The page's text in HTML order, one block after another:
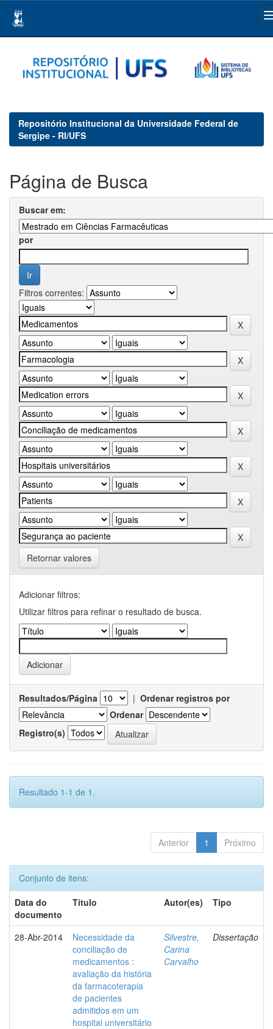
navigation
Repositório Institucional da Universidade Federal de
Sergipe - RI/UFS
Página de Busca
Buscar em:
por
Filtros correntes:
Retornar valores
Adicionar filtros:
Utilizar filtros para refinar o resultado de busca.
Resultados/Página | Ordenar registros por
Ordenar
Registro(s)
Resultado 1-1 de 1.
Anterior 1 Próximo
Conjunto de itens:
Data do
documento
Título Autor(es) Tipo
28-Abr-2014
Necessidade da
conciliação de
medicamentos :
avaliação da história
da farmacoterapia
de pacientes
admitidos em um
hospital universitário
Silvestre,
Carina
Carvalho
Dissertação